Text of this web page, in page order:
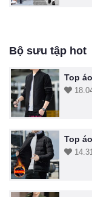
Bộ sưu tập hot
Top
Top